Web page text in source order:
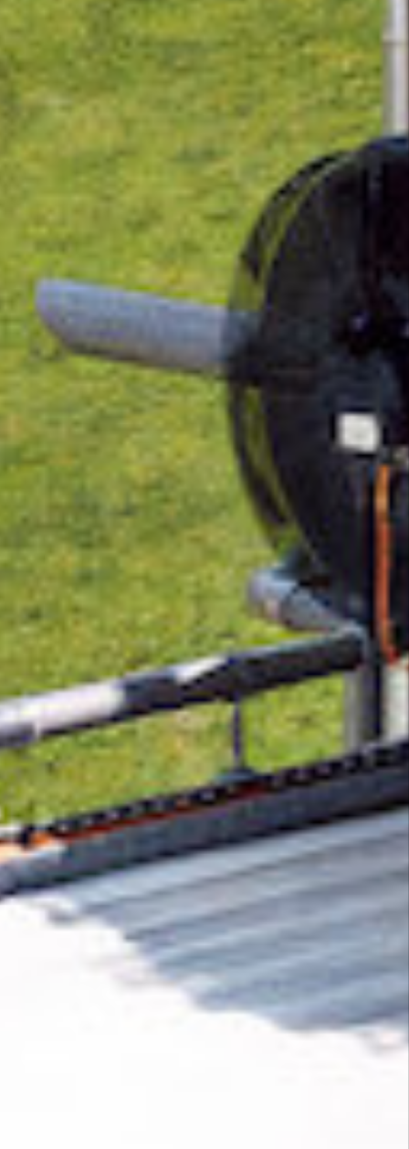
Eliminar el CO₂ de la atmósfera es
fundamental para frenar el cambio climático,
pero la tecnología no avanza a la velocidad
necesaria. Con cada compra a IntegriApps
amplían las nuevas tecnologías de eliminación
de dióxido de carbono.